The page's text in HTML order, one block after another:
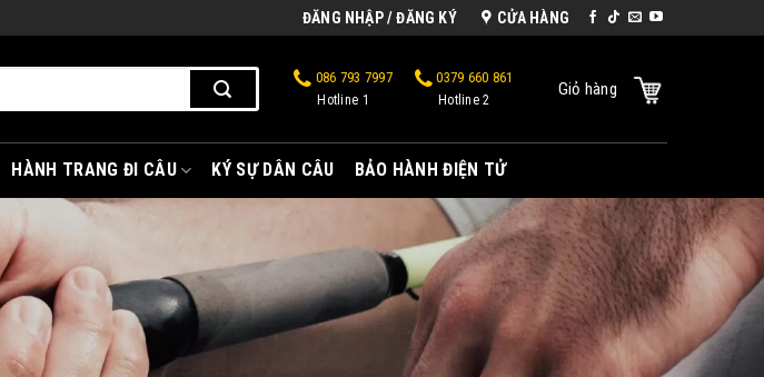
ĐĂNG NHẬP / ĐĂNG KÝ CỬA HÀNG
086 793 7997
Hotline 1
0379 660 861
Hotline 2
Giỏ hàng
HÀNH TRANG ĐI CÂU KÝ SỰ DÂN CÂU BẢO HÀNH ĐIỆN TỬ